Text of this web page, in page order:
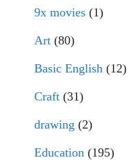
9x movies (1)
Art (80)
Basic English (12)
Craft (31)
drawing (2)
Education (195)